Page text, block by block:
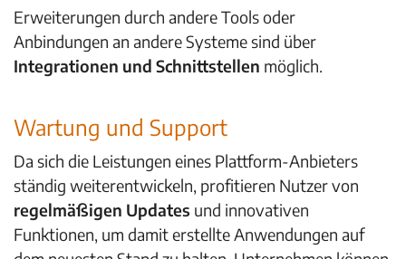
Erweiterungen durch andere Tools oder
Anbindungen an andere Systeme sind über
Integrationen und Schnittstellen möglich.
Wartung und Support
Da sich die Leistungen eines Plattform-Anbieters
ständig weiterentwickeln, profitieren Nutzer von
regelmäßigen Updates und innovativen
Funktionen, um damit erstellte Anwendungen auf